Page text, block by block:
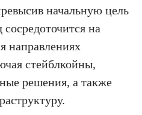
начальную цель
на
направлениях
стейблкойны,
решения, а также